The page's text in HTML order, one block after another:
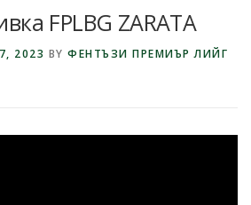
FPL BG
FPLBG ZARATA
2023 BY ФЕНТЪЗИ ПРЕМИЪР ЛИЙГ